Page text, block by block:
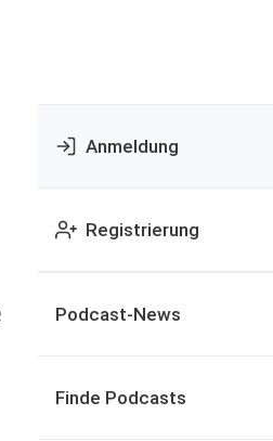
Anmeldung
Registrierung
Podcast-News
Finde Podcasts